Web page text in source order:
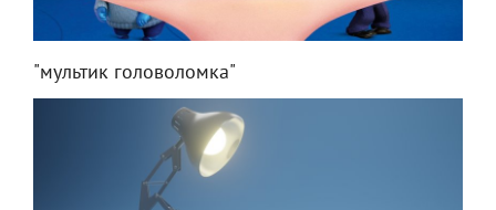
"мультик головоломка"